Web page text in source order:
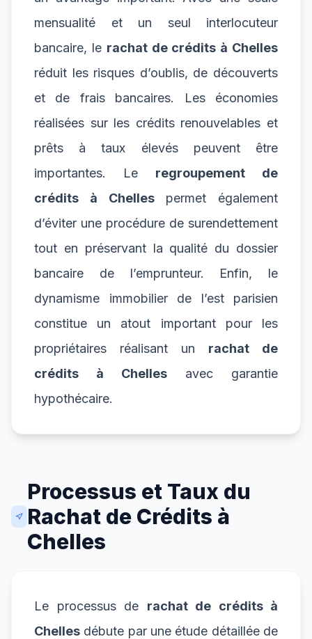
mensualité et un seul interlocuteur
bancaire, le rachat de crédits à Chelles
réduit les risques d’oublis, de découverts
et de frais bancaires. Les économies
réalisées sur les crédits renouvelables et
prêts à taux élevés peuvent être
importantes. Le regroupement de
crédits à Chellespermet également
d’éviter une procédure de surendettement
tout en préservant la qualité du dossier
bancaire de l’emprunteur. Enfin, le
dynamisme immobilier de l’est parisien
constitue un atout important pour les
propriétaires réalisant un rachat de
crédits à Chelles avec garantie
hypothécaire.
Processus et Taux du
Rachat de Crédits à
Chelles
Le processus de rachat de crédits à
Chelles débute par une étude détaillée de